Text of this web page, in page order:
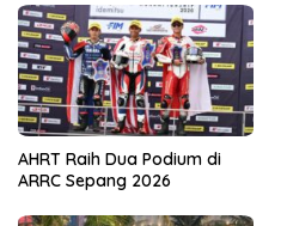
AHRT Raih Dua Podium di
ARRC Sepang 2026